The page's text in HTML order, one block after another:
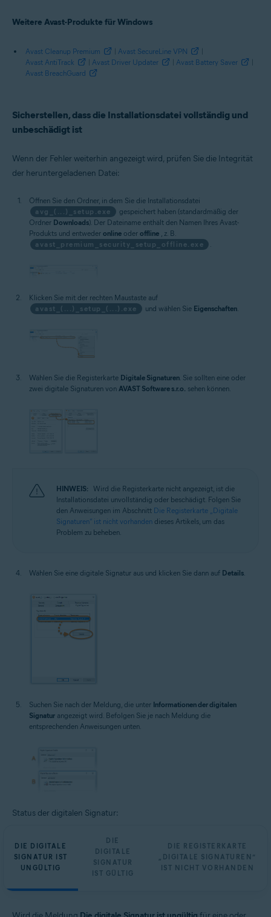
Weitere Avast-Produkte für Windows
Avast Cleanup Premium Avast SecureLine VPN
Avast AntiTrack
Avast Driver Updater Avast Battery Saver
Avast BreachGuard
Sicherstellen, dass die Installationsdatei vollständig und
unbeschädigt ist
Wenn der Fehler weiterhin angezeigt wird, prüfen Sie die Integrität
der heruntergeladenen Datei:
Öffnen Sie den Ordner, in dem Sie die Installationsdatei
avg_(...)_setup.exe
gespeichert haben (standardmäßig der
Ordner Downloads). Der Dateiname enthält den Namen Ihres Avast-
Produkts und entweder online oder offline , z. B.
avast_premium_security_setup_offline.exe
.
Klicken Sie mit der rechten Maustaste auf
avast_(...)_setup_(...).exe
und wählen Sie Eigenschaften.
Wählen Sie die Registerkarte Digitale Signaturen . Sie sollten eine oder
zwei digitale Signaturen von AVAST Software s.r.o. sehen können.
HINWEIS: Wird die Registerkarte nicht angezeigt, ist die
Installationsdatei unvollständig oder beschädigt. Folgen Sie
den Anweisungen im Abschnitt Die Registerkarte „Digitale
Signaturen“ ist nicht vorhanden dieses Artikels, um das
Problem zu beheben.
Wählen Sie eine digitale Signatur aus und klicken Sie dann auf Details.
Suchen Sie nach der Meldung, die unter Informationen der digitalen
Signatur angezeigt wird. Befolgen Sie je nach Meldung die
entsprechenden Anweisungen unten.
Status der digitalen Signatur:
DIE DIGITALE
SIGNATUR IST
UNGÜLTIG
DIE
DIGITALE
SIGNATUR
IST GÜLTIG
DIE REGISTERKARTE
„DIGITALE SIGNATUREN“
IST NICHT VORHANDEN